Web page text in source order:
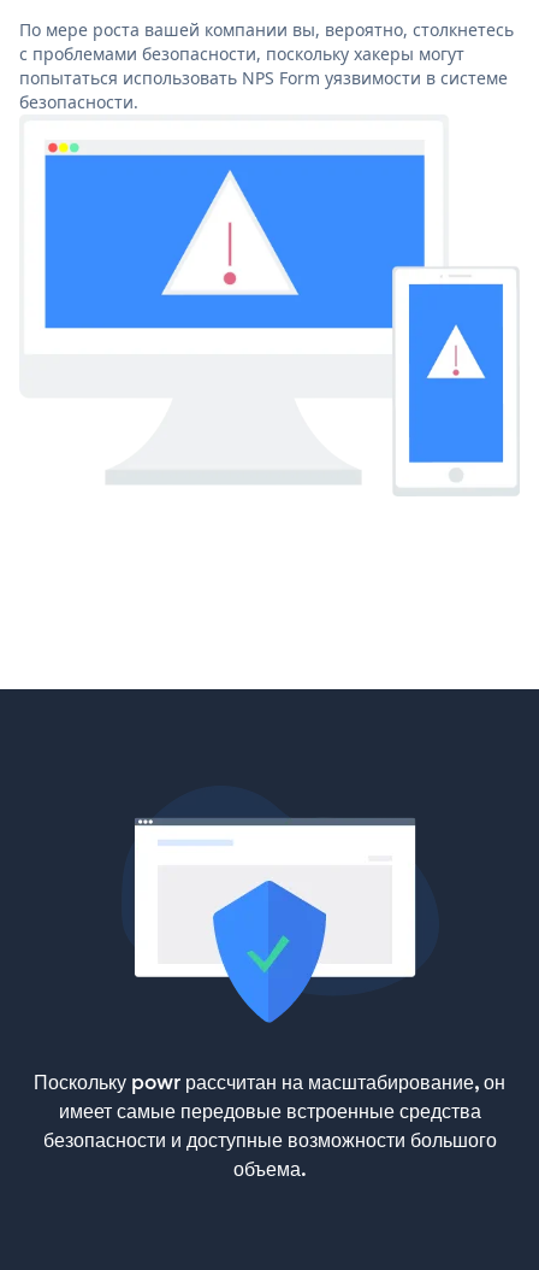
По мере роста вашей компании вы, вероятно, столкнетесь
с проблемами безопасности, поскольку хакеры могут
попытаться использовать NPS Form уязвимости в системе
безопасности.
Поскольку powr рассчитан на масштабирование, он
имеет самые передовые встроенные средства
безопасности и доступные возможности большого
объема.